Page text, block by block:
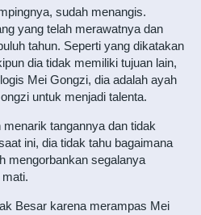
sudah menangis.
yang telah merawatnya dan
tahun. Seperti yang dikatakan
dia tidak memiliki tujuan lain,
Mei Gongzi, dia adalah ayah
untuk menjadi talenta.
tangannya dan tidak
ini, dia tidak tahu bagaimana
mengorbankan segalanya
Besar karena merampas Mei